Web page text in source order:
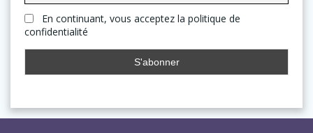
En continuant, vous acceptez la politique de
confidentialité